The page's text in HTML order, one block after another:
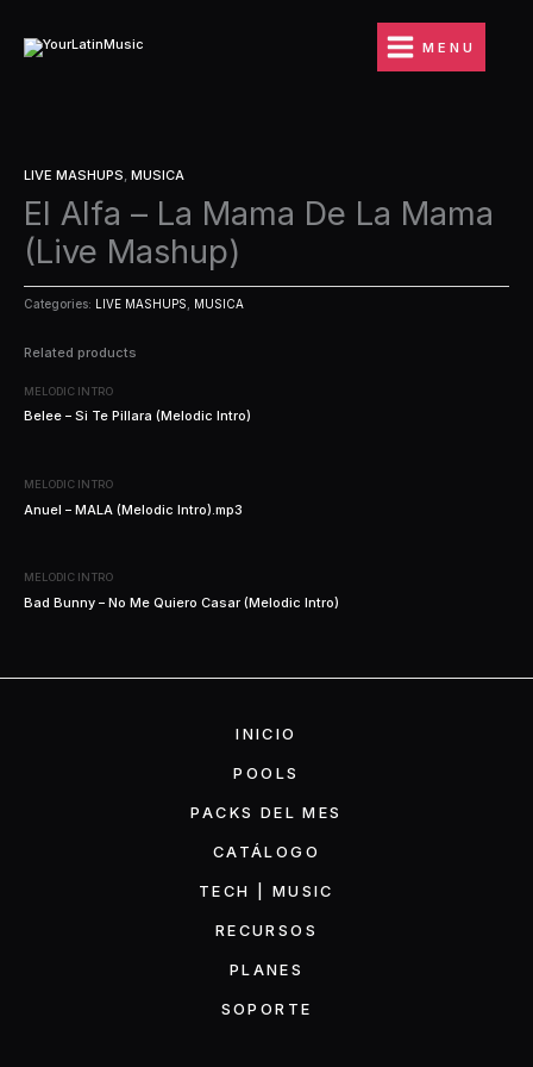
contenido
MENU
LIVE MASHUPS, MUSICA
El Alfa – La Mama De La Mama
(Live Mashup)
Categories: LIVE MASHUPS, MUSICA
Related products
MELODIC INTRO
Belee – Si Te Pillara (Melodic Intro)
MELODIC INTRO
Anuel – MALA (Melodic Intro).mp3
MELODIC INTRO
Bad Bunny – No Me Quiero Casar (Melodic Intro)
INICIO
POOLS
PACKS DEL MES
CATÁLOGO
TECH | MUSIC
RECURSOS
PLANES
SOPORTE